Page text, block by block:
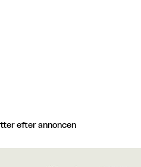
efter annoncen